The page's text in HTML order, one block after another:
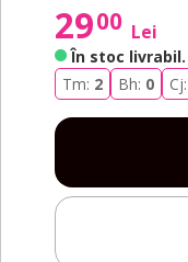
2900 Lei
În stoc livrabil.
Tm: 2 Bh: 0 Cj: